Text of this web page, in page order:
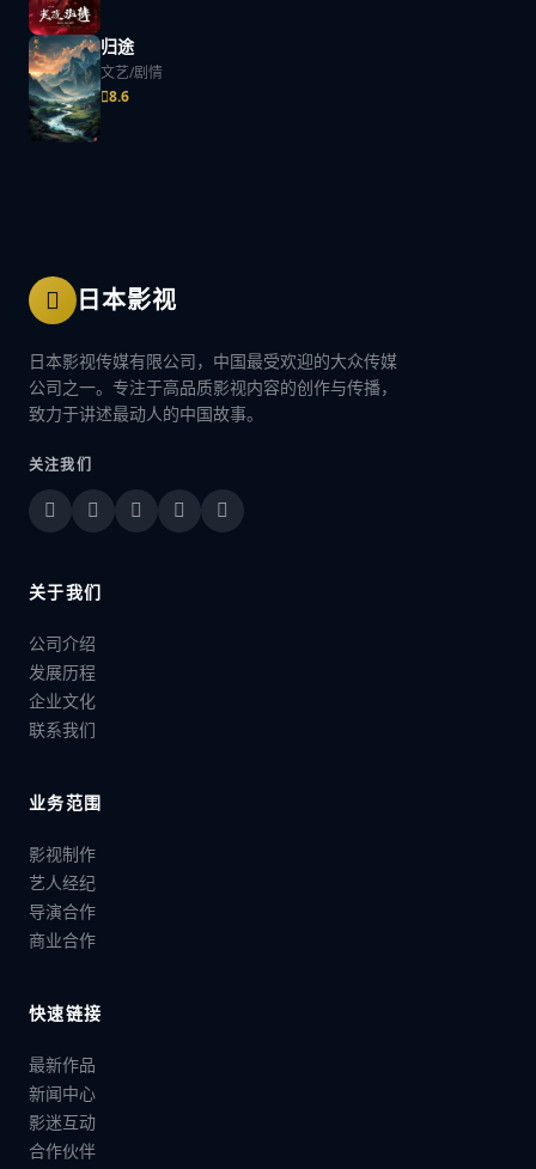
归途
文艺/剧情
8.6
日本影视
日本影视传媒有限公司，中国最受欢迎的大众传媒
公司之一。专注于高品质影视内容的创作与传播，
致力于讲述最动人的中国故事。
关注我们
关于我们
公司介绍
发展历程
企业文化
联系我们
业务范围
影视制作
艺人经纪
导演合作
商业合作
快速链接
最新作品
新闻中心
影迷互动
合作伙伴